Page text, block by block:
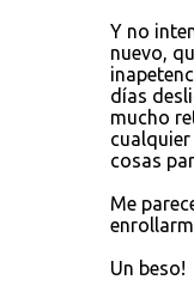
Y no
nuevo,
días
mucho
cosas
Me
Un beso!